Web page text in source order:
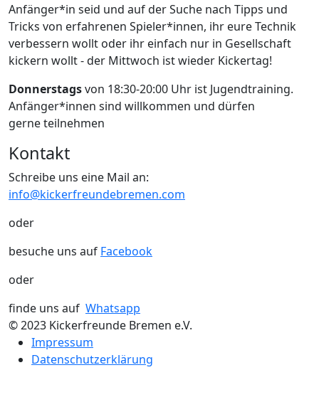
Anfänger*in seid und auf der Suche nach Tipps und
Tricks von erfahrenen Spieler*innen, ihr eure Technik
verbessern wollt oder ihr einfach nur in Gesellschaft
kickern wollt - der Mittwoch ist wieder Kickertag!
Donnerstagsvon 18:30-20:00 Uhr ist Jugendtraining.
Anfänger*innen sind willkommen und dürfen
gerne teilnehmen
Kontakt
Schreibe uns eine Mail an:
info@kickerfreundebremen.com
oder
besuche uns auf Facebook
oder
finde uns auf Whatsapp
© 2023 Kickerfreunde Bremen e.V.
Impressum
Datenschutzerklärung